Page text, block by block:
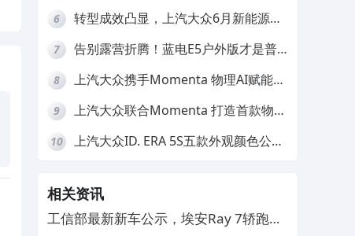
6
转型成效凸显，上汽大众6月新能源销
7
告别露营折腾！蓝电E5户外版才是普
8
上汽大众携手Momenta 物理AI赋能
9
上汽大众联合Momenta 打造首款物理
10
上汽大众ID. ERA 5S五款外观颜色公
相关资讯
工信部最新新车公示，埃安Ray 7轿跑车